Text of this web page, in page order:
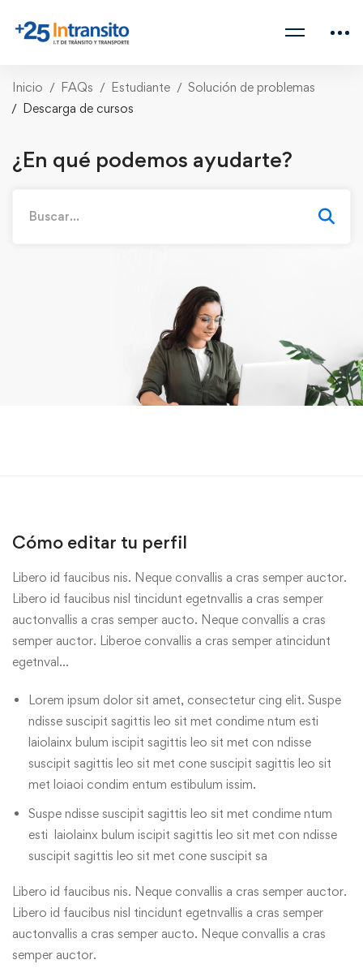
Inicio FAQs Estudiante
Solución de problemas
Descarga de cursos
¿En qué podemos ayudarte?
Cómo editar tu perfil
Libero id faucibus nis. Neque convallis a cras semper auctor.
Libero id faucibus nisl tincidunt egetnvallis a cras semper
auctonvallis a cras semper aucto. Neque convallis a cras
semper auctor. Liberoe convallis a cras semper atincidunt
egetnval…
Lorem ipsum dolor sit amet, consectetur cing elit. Suspe
ndisse suscipit sagittis leo sit met condime ntum esti
laiolainx bulum iscipit sagittis leo sit met con ndisse
suscipit sagittis leo sit met cone suscipit sagittis leo sit
met loiaoi condim entum estibulum issim.
Suspe ndisse suscipit sagittis leo sit met condime ntum
esti laiolainx bulum iscipit sagittis leo sit met con ndisse
suscipit sagittis leo sit met cone suscipit sa
Libero id faucibus nis. Neque convallis a cras semper auctor.
Libero id faucibus nisl tincidunt egetnvallis a cras semper
auctonvallis a cras semper aucto. Neque convallis a cras
semper auctor.